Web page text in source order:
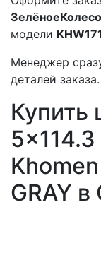
ЗелёноеКолесо
модели
Менеджер
деталей заказа.
Купить
5x114.3
GRAY